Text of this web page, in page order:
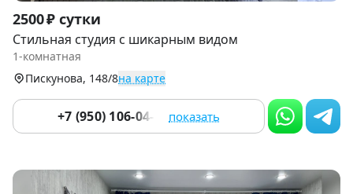
Item
1
of
2500 ₽ сутки
Стильная студия с шикарным видом
1-комнатная
Пискунова, 148/8на карте
+7 (950) 106-04-80 показать